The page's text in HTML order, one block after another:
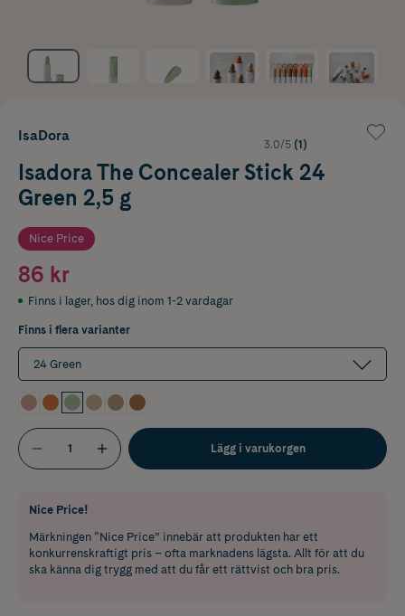
IsaDora
3.0/5 (1)
Isadora The Concealer Stick 24
Green 2,5 g
Nice Price
86 kr
Finns i lager, hos dig inom 1-2 vardagar
Finns i flera varianter
24 Green
Lägg i varukorgen
Nice Price!
Märkningen “Nice Price” innebär att produkten har ett
konkurrenskraftigt pris – ofta marknadens lägsta. Allt för att du
ska känna dig trygg med att du får ett rättvist och bra pris.